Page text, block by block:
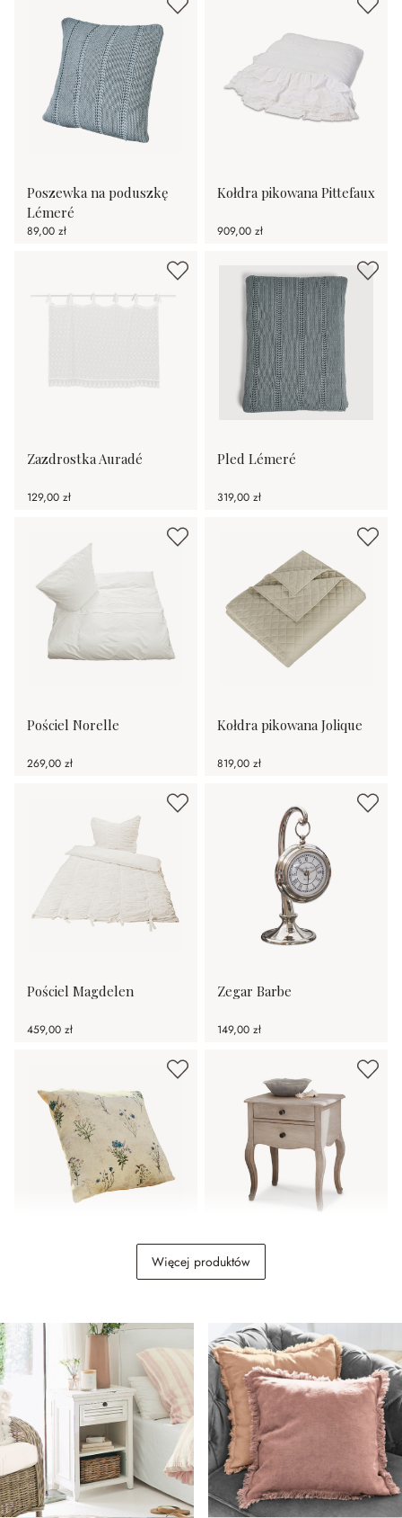
Poszewka na poduszkę
Lémeré
89,00 zł
Kołdra pikowana Pittefaux
909,00 zł
Zazdrostka Auradé
129,00 zł
Pled Lémeré
319,00 zł
Pościel Norelle
269,00 zł
Kołdra pikowana Jolique
819,00 zł
Pościel Magdelen
459,00 zł
Zegar Barbe
149,00 zł
Poszewka na poduszkę
Stolik nocny Egri
Więcej produktów